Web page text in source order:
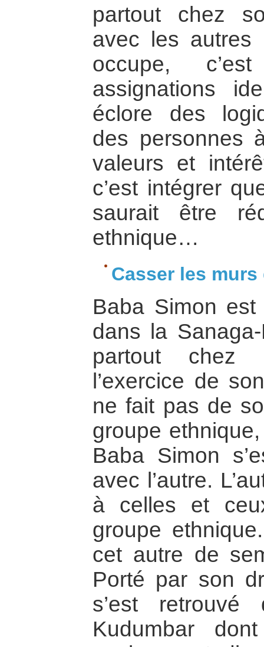
partout chez
avec les autres
occupe,
assignations
éclore des
des personnes
valeurs et
c’est intégrer
saurait être
ethnique…
Casser les
Baba Simon
dans la
partout chez
l’exercice de
ne fait pas de
groupe
Baba Simon
avec l’autre.
à celles et
groupe
cet autre de
Porté par son
s’est
Kudumbar